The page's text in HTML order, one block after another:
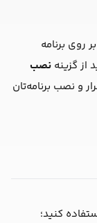
روی برنامه
از گزینه نصب
و نصب برنامه‌تان
کنید؛